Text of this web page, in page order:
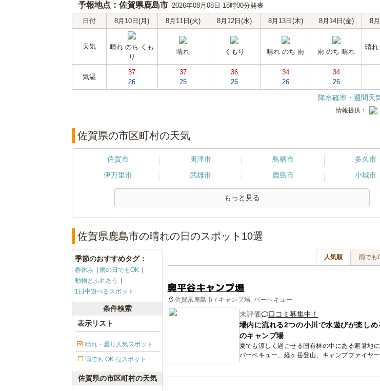
予報地点：佐賀県鹿島市 2026年08月08日 18時00分発表
日付
8月10日(月) 8月11日(火) 8月12日(水) 8月13日(木) 8月14日(金) 8
天気
晴れ のち くも
り
晴れ くもり 晴れ のち 雨 雨 のち 晴れ
晴れ
気温
37
26
37
25
36
26
34
26
34
26
降水確率・週間天
情報提供：
佐賀県の市区町村の天気
佐賀市 唐津市 鳥栖市
多久市
伊万里市
武雄市 鹿島市 小城市
もっと見る
佐賀県鹿島市の晴れの日のスポット10選
人気順 雨でも
奥平谷キャンプ場
佐賀県鹿島市 / キャンプ場, バーベキュー
未評価
口コミ募集中！
場内に流れる2つの小川で水遊びが楽しめ
のキャンプ場
夏でも涼しく過ごせる国有林の中にある避暑地
バーベキュー、経ヶ岳登山、キャンプファイヤ
要です）、そうめん流し（2015年よりそうめん
季節のおすすめタグ：
春休み
雨の日でもOK
動物とふれあう
1日中遊べるスポット
条件検索
表示リスト
晴れ・曇り人気スポット
雨でも OK なスポット
佐賀県の市区町村の天気